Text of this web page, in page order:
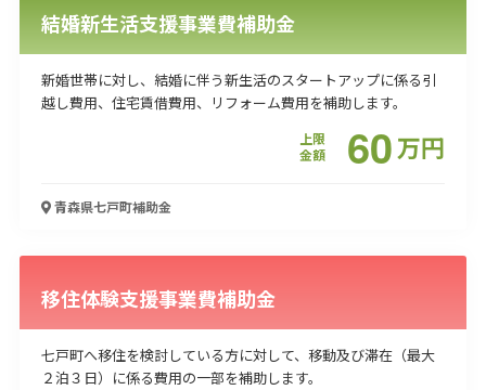
結婚新生活支援事業費補助金
新婚世帯に対し、結婚に伴う新生活のスタートアップに係る引
越し費用、住宅賃借費用、リフォーム費用を補助します。
上限
金額
60万円
青森県七戸町補助金
移住体験支援事業費補助金
七戸町へ移住を検討している方に対して、移動及び滞在（最大
２泊３日）に係る費用の一部を補助します。